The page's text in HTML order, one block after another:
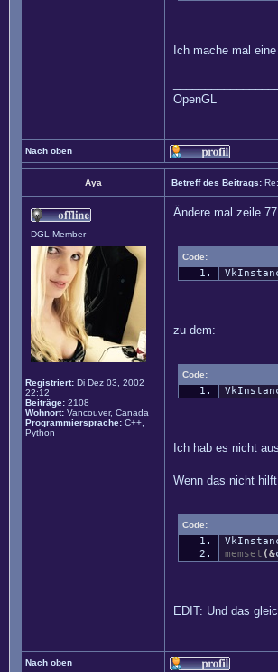
Ich mache mal
OpenGL
Nach oben
Aya Betreff des Beitrags:
DGL Member
Registriert: Di Dez 03, 2002
22:12
Beiträge: 2108
Wohnort: Vancouver, Canada
Programmiersprache: C++,
Python
Ändere mal zeile
Code:
zu dem:
Code:
Ich hab es nicht
Wenn das nicht
Code:
memset (&
EDIT: Und das
Nach oben